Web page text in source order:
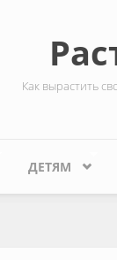
Как вырастить
ДЕТЯМ